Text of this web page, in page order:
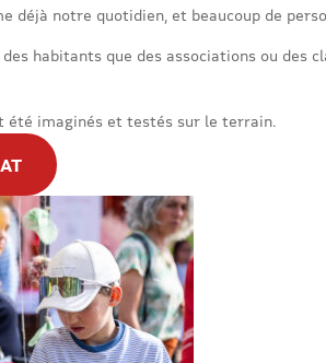
déjà notre quotidien, et beaucoup de
des habitants que des associations ou
été imaginés et testés sur le terrain.